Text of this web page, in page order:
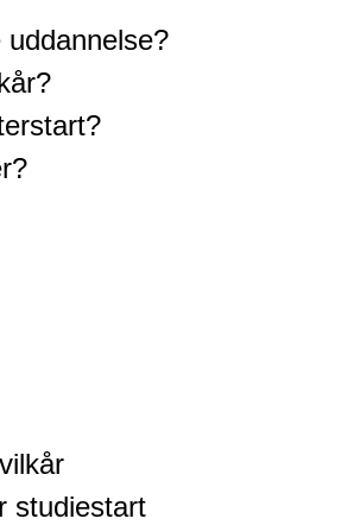
studiestart